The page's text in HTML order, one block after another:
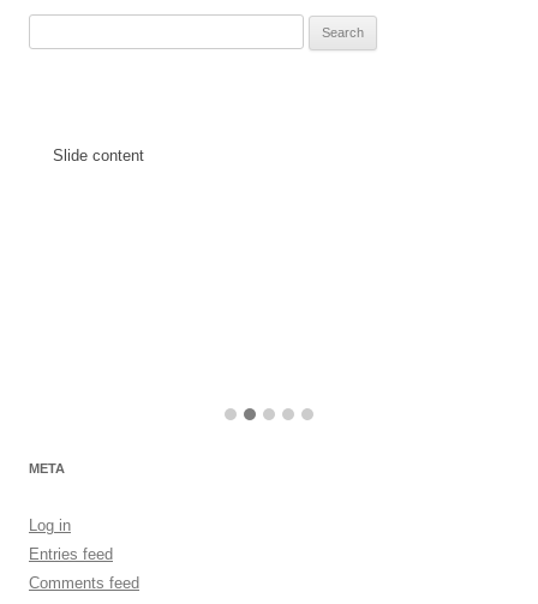
Slide content
META
Log in
Entries feed
Comments feed